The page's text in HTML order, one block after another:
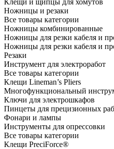
Клещи и щипцы для хомутов
Ножницы и резаки
Все товары категории
Ножницы комбинированные
Ножницы для резки кабеля и
Ножницы для резки кабеля и
Резаки
Инструмент для электроработ
Все товары категории
Клещи Lineman’s Pliers
Многофункциональный
Ключи для электрошкафов
Пинцеты для прецизионных
Фонари и лампы
Инструменты для опрессовки
Все товары категории
Клещи PreciForce®